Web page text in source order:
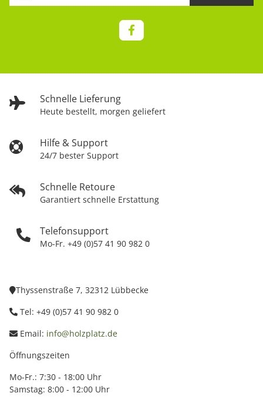
Schnelle Lieferung
Heute bestellt, morgen geliefert
Hilfe & Support
24/7 bester Support
Schnelle Retoure
Garantiert schnelle Erstattung
Telefonsupport
Mo-Fr. +49 (0)57 41 90 982 0
Thyssenstraße 7, 32312 Lübbecke
Tel: +49 (0)57 41 90 982 0
Email: info@holzplatz.de
Öffnungszeiten
Mo-Fr.: 7:30 - 18:00 Uhr
Samstag: 8:00 - 12:00 Uhr